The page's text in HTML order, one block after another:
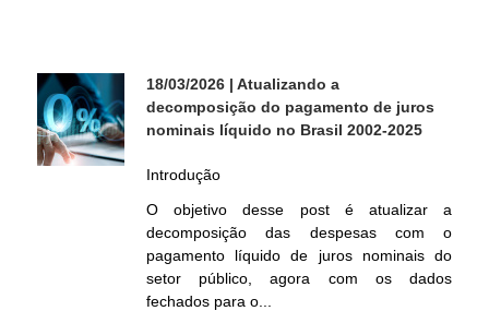
18/03/2026 | Atualizando a
decomposição do pagamento de juros
nominais líquido no Brasil 2002-2025
Introdução
O objetivo desse post é atualizar a
decomposição das despesas com o
pagamento líquido de juros nominais do
setor público, agora com os dados
fechados para o...